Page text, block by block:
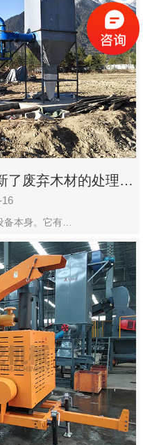
了废弃木材的处理模
16
备本身。它有…